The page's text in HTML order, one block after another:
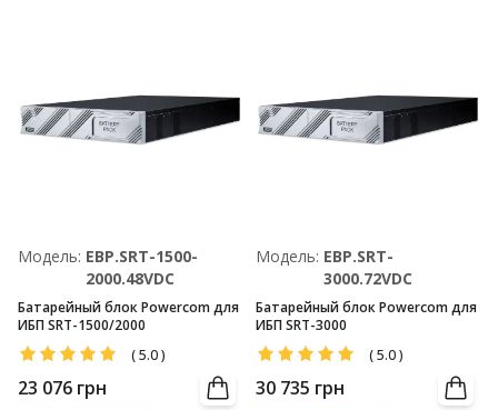
Модель: EBP.SRT-1500-
2000.48VDC
Батарейный блок Powercom для
ИБП SRT-1500/2000
(5.0)
23 076 грн
Модель: EBP.SRT-
3000.72VDC
Батарейный блок Powercom для
ИБП SRT-3000
(5.0)
30 735 грн